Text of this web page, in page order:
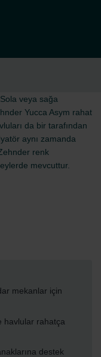
veya sağa
Yucca Asym rahat
da bir tarafından
aynı zamanda
renk
mevcuttur.
mekanlar için
havlular rahatça
destek